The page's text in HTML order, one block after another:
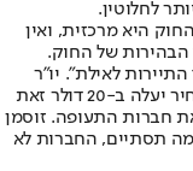
לחלוטין.
היא מרכזית, ואין
של החוק.
התיירות לאילת". יו"ר
הוועדה דוד ביטן אמר כי הוא לא חושב שאם המחיר יעלה ב-20 דולר זאת
חברות התעופה. זוסמן
תסתיים, החברות לא